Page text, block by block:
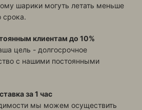
шарики могуть летать меньше
срока.
клиентам до 10%
цель - долгосрочное
с нашими постоянными
за 1 час
мы можем осуществить